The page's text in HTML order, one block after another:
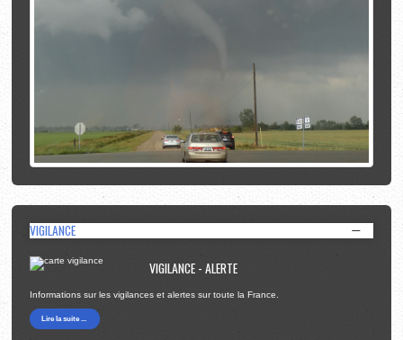
VIGILANCE
VIGILANCE - ALERTE
Informations sur les vigilances et alertes sur toute la France.
Lire la suite ...